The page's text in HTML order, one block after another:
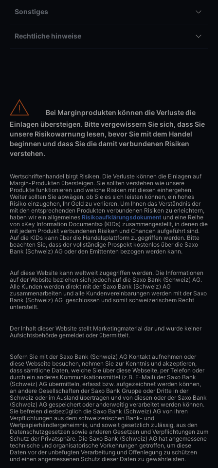
Sonstiges
Rechtliche hinweise
Bei Marginprodukten können die Verluste die
Einlagen übersteigen. Bitte vergewissern Sie sich, dass Sie
unsere Risikowarnung lesen, bevor Sie mit dem Handel
beginnen und dass Sie die damit verbundenen Risiken
verstehen.
Wertschriftenhandel birgt Risiken. Die Verluste können die Einlagen auf
Margin-Produkten übersteigen. Sie sollten verstehen wie unsere
Produkte funktionieren und welche Risiken mit diesen einhergehen.
Weiter sollten Sie abwägen, ob Sie es sich leisten können, ein hohes
Risiko einzugehen, Ihr Geld zu verlieren. Um Ihnen das Verständnis der
mit den entsprechenden Produkten verbundenen Risiken zu erleichtern,
haben wir ein allgemeines Risikoaufklärungsdokument und eine Reihe
von «Key Information Documents» (KIDs) zusammengestellt, in denen die
mit jedem Produkt verbundenen Risiken und Chancen aufgeführt sind.
Auf die KIDs kann über die Handelsplattform zugegriffen werden. Bitte
beachten Sie, dass der vollständige Prospekt kostenlos über die Saxo
Bank (Schweiz) AG oder den Emittenten bezogen werden kann.
Auf diese Website kann weltweit zugegriffen werden. Die Informationen
auf der Website beziehen sich jedoch auf die Saxo Bank (Schweiz) AG.
Alle Kunden werden direkt mit der Saxo Bank (Schweiz) AG
zusammenarbeiten und alle Kundenvereinbarungen werden mit der Saxo
Bank (Schweiz) AG geschlossen und somit schweizerischem Recht
unterstellt.
Der Inhalt dieser Website stellt Marketingmaterial dar und wurde keiner
Aufsichtsbehörde gemeldet oder übermittelt.
Sofern Sie mit der Saxo Bank (Schweiz) AG Kontakt aufnehmen oder
diese Webseite besuchen, nehmen Sie zur Kenntnis und akzeptieren,
dass sämtliche Daten, welche Sie über diese Webseite, per Telefon oder
durch ein anderes Kommunikationsmittel (z.B. E-Mail) der Saxo Bank
(Schweiz) AG übermitteln, erfasst bzw. aufgezeichnet werden können,
an andere Gesellschaften der Saxo Bank Gruppe oder Dritte in der
Schweiz oder im Ausland übertragen und von diesen oder der Saxo Bank
(Schweiz) AG gespeichert oder anderweitig verarbeitet werden können.
Sie befreien diesbezüglich die Saxo Bank (Schweiz) AG von ihren
Verpflichtungen aus dem schweizerischen Bank- und
Wertpapierhändlergeheimnis, und soweit gesetzlich zulässig, aus den
Datenschutzgesetzen sowie anderen Gesetzen und Verpflichtungen zum
Schutz der Privatsphäre. Die Saxo Bank (Schweiz) AG hat angemessene
technische und organisatorische Vorkehrungen getroffen, um diese
Daten vor der unbefugten Verarbeitung und Offenlegung zu schützen
und einen angemessenen Schutz dieser Daten zu gewährleisten.